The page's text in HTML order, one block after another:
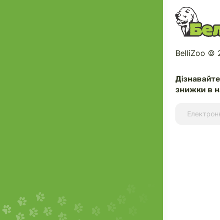
знижки в
BelliZoo ©